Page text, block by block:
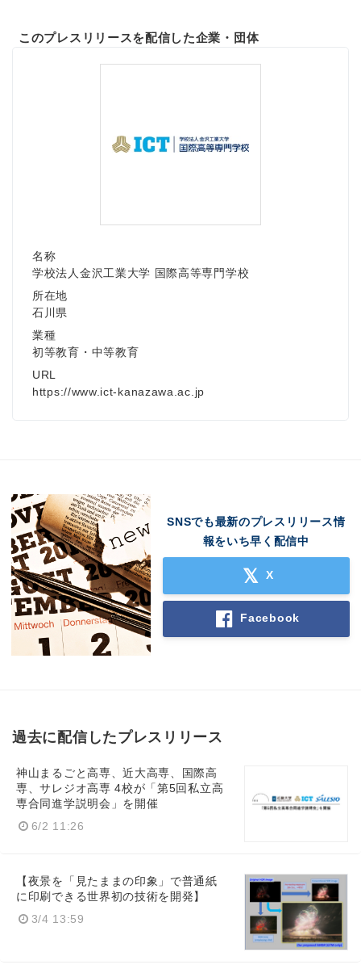
このプレスリリースを配信した企業・団体
名称
学校法人金沢工業大学 国際高等専門学校
所在地
石川県
業種
初等教育・中等教育
URL
https://www.ict-kanazawa.ac.jp
SNSでも最新のプレスリリース情
報をいち早く配信中
X
Facebook
過去に配信したプレスリリース
神山まるごと高専、近大高専、国際高
専、サレジオ高専 4校が「第5回私立高
専合同進学説明会」を開催
6/2 11:26
【夜景を「見たままの印象」で普通紙
に印刷できる世界初の技術を開発】
3/4 13:59